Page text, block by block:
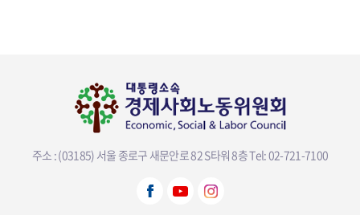
주소 : (03185) 서울 종로구 새문안로 82 S타워 8층Tel: 02-721-7100
뷰어다운로드 선택